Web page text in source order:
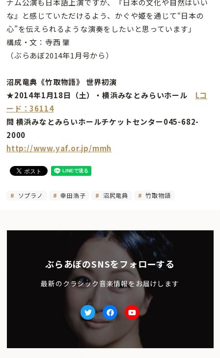
ナム公演も日本語上演ですが、『日本の文化や自然はいい
な』と感じていただけるよう、かぐや姫を通じて“日本の
心”を伝えられるような演奏をしたいと思っています」
構成・文：寺西 肇
（ぶらあぼ2014年1月号から）
沼尻竜典《竹取物語》 世界初演
★2014年1月18日（土）・横浜みなとみらいホール Lコ
ード：36114
問 横浜みなとみらいホールチケットセンター045-682-
2000
http://www.yaf.or.jp/mmh
ソプラノ 幸田浩子 沼尻竜典 竹取物語
ぶらあぼのSNSをフォローする
最新のクラシック音楽情報をお届けします
TwitterfacebookYoutube